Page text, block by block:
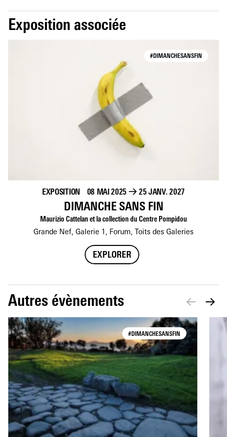
Exposition associée
#DIMANCHESANSFIN
EXPOSITION 08 MAI 2025 → 25 JANV. 2027
DIMANCHE SANS FIN
Maurizio Cattelan et la collection du Centre Pompidou
Grande Nef, Galerie 1, Forum, Toits des Galeries
EXPLORER
Autres évènements
#DIMANCHESANSFIN